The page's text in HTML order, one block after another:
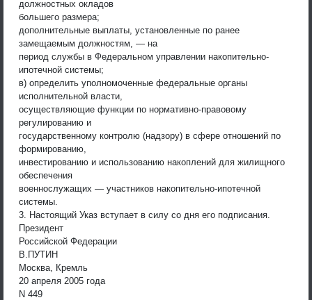
должностных окладов
большего размера;
дополнительные выплаты, установленные по ранее
замещаемым должностям, — на
период службы в Федеральном управлении накопительно-
ипотечной системы;
в) определить уполномоченные федеральные органы
исполнительной власти,
осуществляющие функции по нормативно-правовому
регулированию и
государственному контролю (надзору) в сфере отношений по
формированию,
инвестированию и использованию накоплений для жилищного
обеспечения
военнослужащих — участников накопительно-ипотечной
системы.
3. Настоящий Указ вступает в силу со дня его подписания.
Президент
Российской Федерации
В.ПУТИН
Москва, Кремль
20 апреля 2005 года
N 449